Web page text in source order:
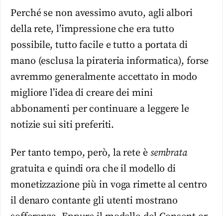
Perché se non avessimo avuto, agli albori
della rete, l’impressione che era tutto
possibile, tutto facile e tutto a portata di
mano (esclusa la pirateria informatica), forse
avremmo generalmente accettato in modo
migliore l’idea di creare dei mini
abbonamenti per continuare a leggere le
notizie sui siti preferiti.
Per tanto tempo, però, la rete è sembrata
gratuita e quindi ora che il modello di
monetizzazione più in voga rimette al centro
il denaro contante gli utenti mostrano